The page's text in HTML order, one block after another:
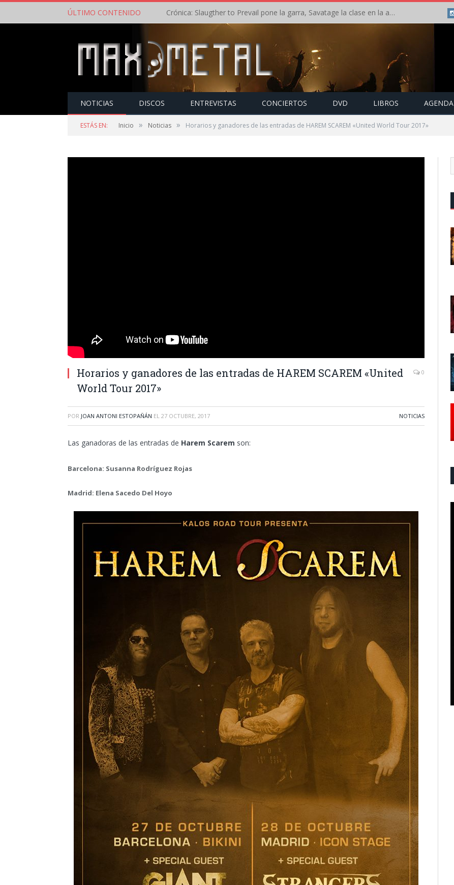
ÚLTIMO CONTENIDO Crónica: Slaugther to Prevail pone la garra, Savatage la clase en la apertura del Leyendas del Rock – Miércoles – Agosto 2026
NOTICIAS DISCOS ENTREVISTAS CONCIERTOS DVD LIBROS AGENDA
ESTÁS EN: Inicio » Noticias » Horarios y ganadores de las entradas de HAREM SCAREM «United World Tour 2017»
Horarios y ganadores de las entradas de HAREM SCAREM «United
World Tour 2017»
0
POR JOAN ANTONI ESTOPAÑÁN EL 27 OCTUBRE, 2017 NOTICIAS
Las ganadoras de las entradas de Harem Scarem son:
Barcelona: Susanna Rodríguez Rojas
Madrid: Elena Sacedo Del Hoyo